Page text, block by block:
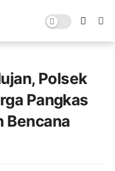
Polsek
Pangkas
Bencana